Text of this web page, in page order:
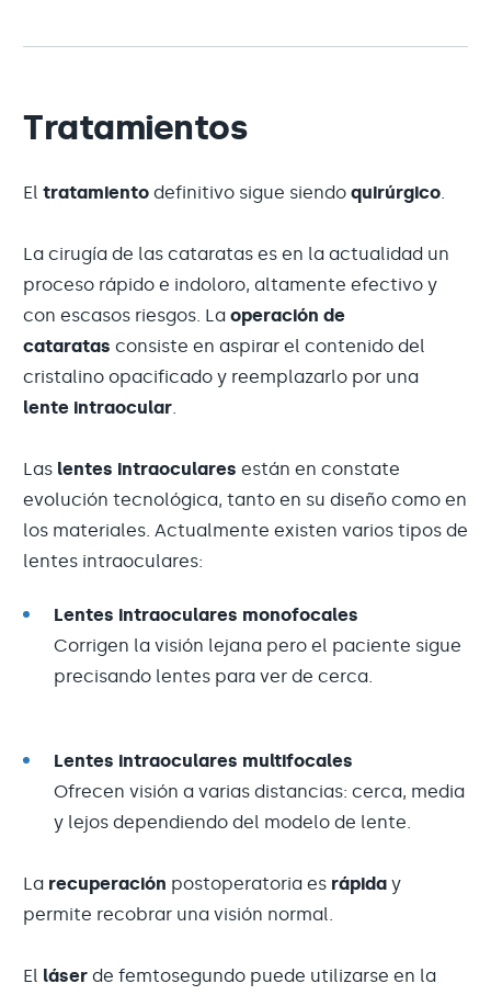
Tratamientos
El tratamiento definitivo sigue siendo quirúrgico.
La cirugía de las cataratas es en la actualidad un
proceso rápido e indoloro, altamente efectivo y
con escasos riesgos. La operación de
cataratas consiste en aspirar el contenido del
cristalino opacificado y reemplazarlo por una
lente intraocular.
Las lentes intraoculares están en constate
evolución tecnológica, tanto en su diseño como en
los materiales. Actualmente existen varios tipos de
lentes intraoculares:
Lentes intraoculares monofocales
Corrigen la visión lejana pero el paciente sigue
precisando lentes para ver de cerca.
Lentes intraoculares multifocales
Ofrecen visión a varias distancias: cerca, media
y lejos dependiendo del modelo de lente.
La recuperación postoperatoria es rápida y
permite recobrar una visión normal.
El láser de femtosegundo puede utilizarse en la